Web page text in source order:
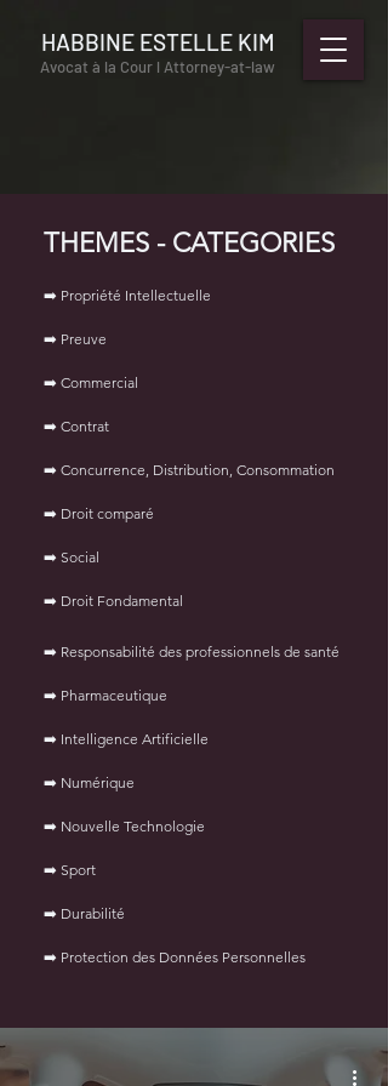
HABBINE ESTELLE KIM
Avocat à la Cour l Attorney-at-law
THEMES - CATEGORIES
➡️ Propriété Intellectuelle
➡️ Preuve
➡️ Commercial
➡️ Contrat
➡️ Concurrence, Distribution, Consommation
➡️ Droit comparé
➡️ Social
➡️ Droit Fondamental
➡️ Responsabilité des professionnels de santé
➡️ Pharmaceutique
➡️ Intelligence Artificielle
➡️ Numérique
➡️ Nouvelle Technologie
➡️ Sport
➡️ Durabilité
➡️ Protection des Données Personnelles